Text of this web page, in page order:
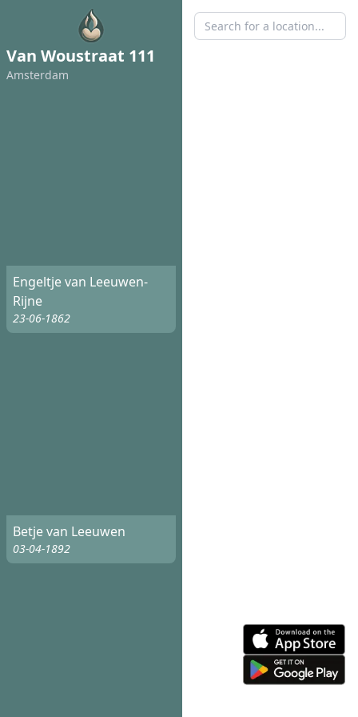
Van Woustraat 111
Amsterdam
Engeltje van Leeuwen-
Rijne
23-06-1862
Betje van Leeuwen
03-04-1892